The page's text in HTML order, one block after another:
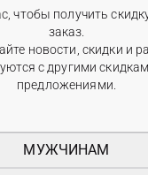
чтобы получить
заказ.
новости, скидки и
с другими
предложениями.
МУЖЧИНАМ